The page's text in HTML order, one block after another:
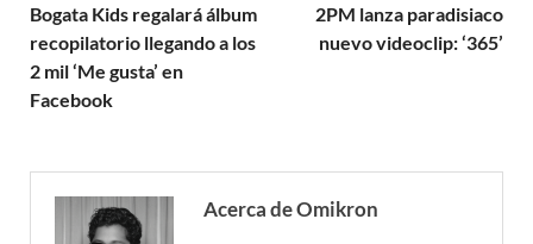
Bogata Kids regalará álbum
recopilatorio llegando a los
2 mil ‘Me gusta’ en
Facebook
2PM lanza paradisiaco
nuevo videoclip: ‘365’
Acerca de Omikron